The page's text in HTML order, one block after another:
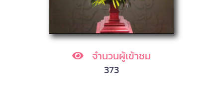
จำนวนผู้เข้าชม
373